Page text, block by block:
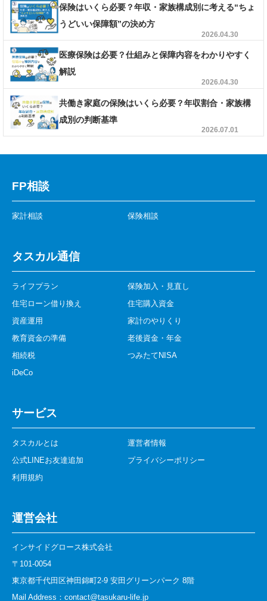
保険はいくら必要？年収・家族構成別に考える“ちょ
うどいい保障額”の決め方
2026.04.30
医療保険は必要？仕組みと保障内容をわかりやすく
解説
2026.04.30
共働き家庭の保険はいくら必要？年収割合・家族構
成別の判断基準
2026.07.01
FP相談
家計相談 保険相談
タスカル通信
ライフプラン
保険加入・見直し
住宅ローン借り換え
住宅購入資金
資産運用
家計のやりくり
教育資金の準備
老後資金・年金
相続税
つみたてNISA
iDeCo
サービス
タスカルとは
運営者情報
公式LINEお友達追加
プライバシーポリシー
利用規約
運営会社
インサイドグロース株式会社
〒101-0054
東京都千代田区神田錦町2-9 安田グリーンパーク 8階
Mail Address：contact@tasukaru-life.jp